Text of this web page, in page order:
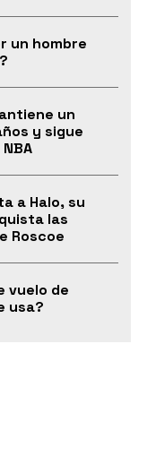
un hombre
un
y sigue
a Halo, su
las
Roscoe
vuelo de
usa?